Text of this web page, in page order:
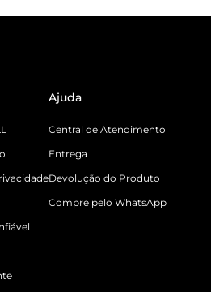
Ajuda
Central de Atendimento
Entrega
Devolução do Produto
Compre pelo WhatsApp